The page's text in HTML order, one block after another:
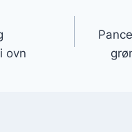
ovn